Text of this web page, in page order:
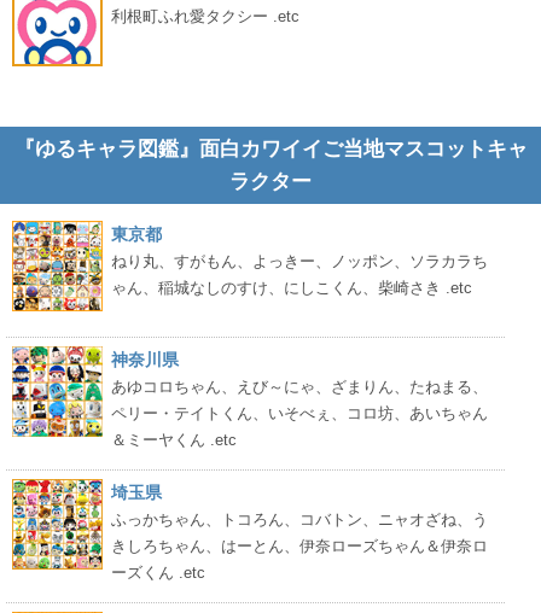
利根町ふれ愛タクシー .etc
『ゆるキャラ図鑑』面白カワイイご当地マスコットキャ
ラクター
東京都
ねり丸、すがもん、よっきー、ノッポン、ソラカラち
ゃん、稲城なしのすけ、にしこくん、柴崎さき .etc
神奈川県
あゆコロちゃん、えび～にゃ、ざまりん、たねまる、
ペリー・テイトくん、いそべぇ、コロ坊、あいちゃん
＆ミーヤくん .etc
埼玉県
ふっかちゃん、トコろん、コバトン、ニャオざね、う
きしろちゃん、はーとん、伊奈ローズちゃん＆伊奈ロ
ーズくん .etc